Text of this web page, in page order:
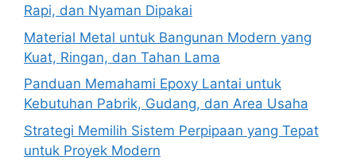
Rapi, dan Nyaman Dipakai
Material Metal untuk Bangunan Modern yang
Kuat, Ringan, dan Tahan Lama
Panduan Memahami Epoxy Lantai untuk
Kebutuhan Pabrik, Gudang, dan Area Usaha
Strategi Memilih Sistem Perpipaan yang Tepat
untuk Proyek Modern